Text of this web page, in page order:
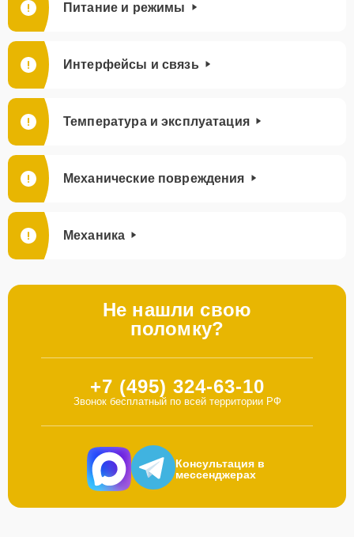
Питание и режимы
Интерфейсы и связь
Температура и эксплуатация
Механические повреждения
Механика
Не нашли свою
поломку?
+7 (495) 324-63-10
Звонок бесплатный по всей территории РФ
Консультация в
мессенджерах